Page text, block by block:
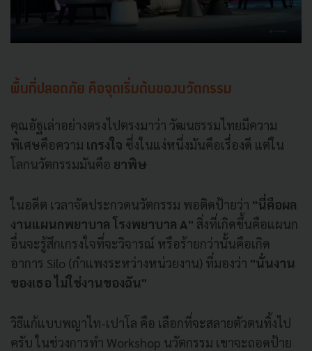
พื้นที่ปลอดภัย คือจุดเริ่มต้นของนวัตกรรม
คุณอัฐเล่าอย่างตรงไปตรงมาว่า วัฒนธรรมไทยมีความ
พิเศษคือความ เกรงใจ ซึ่งในแง่หนึ่งมันคือเรื่องดี แต่ใน
โลกนวัตกรรมมันคือ ยาพิษ
ในอดีต เวลาจัดประกวดนวัตกรรม พอติดป้ายว่า "นี่คือผล
งานแผนกพยาบาล โรงพยาบาล A" สิ่งที่เกิดขึ้นคือแผนก
อื่นจะรู้สึกเกรงใจที่จะวิจารณ์ หรือร้ายกว่านั้นคือเกิด
อาการ Silo (กำแพงระหว่างหน่วยงาน) ที่มองว่า "นั่นงาน
ของเธอ ไม่ใช่งานของฉัน"
วิธีแก้แบบพญาไท-เปาโล คือ เลือกที่จะสลายตัวตนทิ้งไป
ครับ ในช่วงการทำ Workshop นวัตกรรม เขาจะถอดป้าย